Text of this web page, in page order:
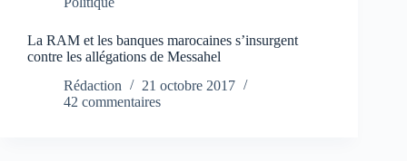
La RAM et les banques marocaines s’insurgent
contre les allégations de Messahel
Rédaction
21 octobre 2017
42 commentaires